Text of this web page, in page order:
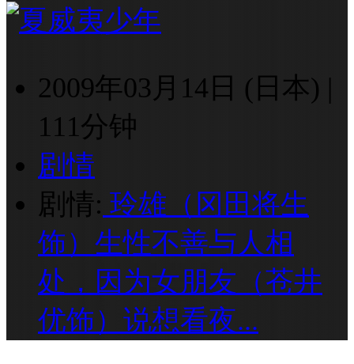
2009年03月14日 (日本) |
111分钟
剧情
剧情: 玲雄（冈田将生
饰）生性不善与人相
处，因为女朋友（苍井
优饰）说想看夜...